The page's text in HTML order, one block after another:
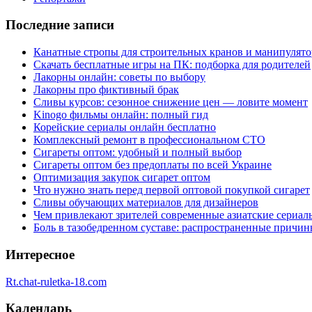
Последние записи
Канатные стропы для строительных кранов и
Скачать бесплатные игры на ПК: подборка для родителей
Лакорны онлайн: советы по выбору
Лакорны про фиктивный брак
Сливы курсов: сезонное снижение цен — ловите момент
Kinogo фильмы онлайн: полный гид
Корейские сериалы онлайн бесплатно
Комплексный ремонт в профессиональном СТО
Сигареты оптом: удобный и полный выбор
Сигареты оптом без предоплаты по всей Украине
Оптимизация закупок сигарет оптом
Что нужно знать перед первой оптовой покупкой сигарет
Сливы обучающих материалов для дизайнеров
Чем привлекают зрителей современные азиатские
Боль в тазобедренном суставе: распространенные
Интересное
Rt.chat-ruletka-18.com
Календарь